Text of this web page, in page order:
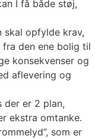
I få både støj,
skal opfylde krav,
den ene bolig til
konsekvenser og
aflevering og
der er 2 plan,
ekstra omtanke.
som er